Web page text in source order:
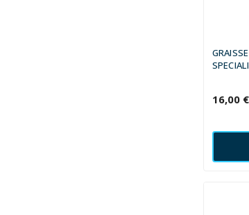
16,00 €